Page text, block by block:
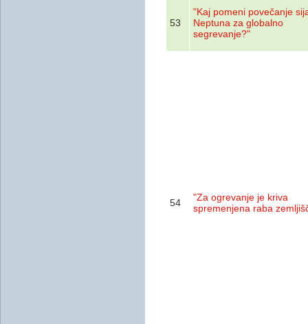
53
"Kaj pomeni povečanje
Neptuna za globalno
segrevanje?"
54
"Za ogrevanje je kriva
spremenjena raba